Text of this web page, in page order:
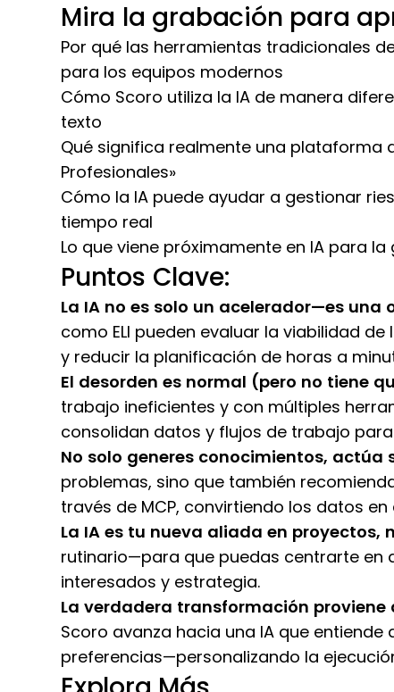
Mira la grabación para
Por qué las herramientas tradicionales
para los equipos modernos
Cómo Scoro utiliza la IA de manera
texto
Qué significa realmente una plataforma
Profesionales»
Cómo la IA puede ayudar a gestionar
tiempo real
Lo que viene próximamente en IA para
Puntos Clave:
La IA no es solo un acelerador—es
como ELI pueden evaluar la viabilidad
y reducir la planificación de horas a
El desorden es normal (pero no tiene
trabajo ineficientes y con múltiples
consolidan datos y flujos de trabajo
No solo generes conocimientos, actúa
problemas, sino que también
través de MCP, convirtiendo los datos
La IA es tu nueva aliada en proyectos,
rutinario—para que puedas centrarte en
interesados y estrategia.
La verdadera transformación
Scoro avanza hacia una IA que
preferencias—personalizando la